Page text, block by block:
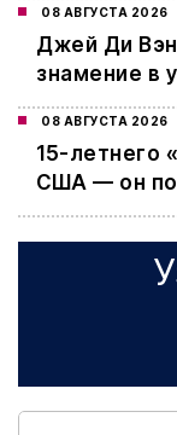
08 АВГУСТА 2026
Джей Ди
знамение в
08 АВГУСТА 2026
15-летнего
США — он